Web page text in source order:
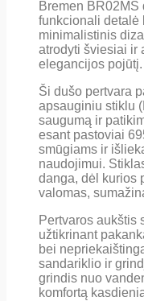
Bremen BR02MS
funkcionali detalė
minimalistinis
atrodyti šviesiai ir
elegancijos pojūtį.
Ši dušo pertvara
apsauginiu stiklu
saugumą ir
esant pastoviai
smūgiams ir
naudojimui.
danga, dėl kurios
valomas,
Pertvaros aukštis
užtikrinant
bei
sandariklio ir
grindis nuo
komfortą